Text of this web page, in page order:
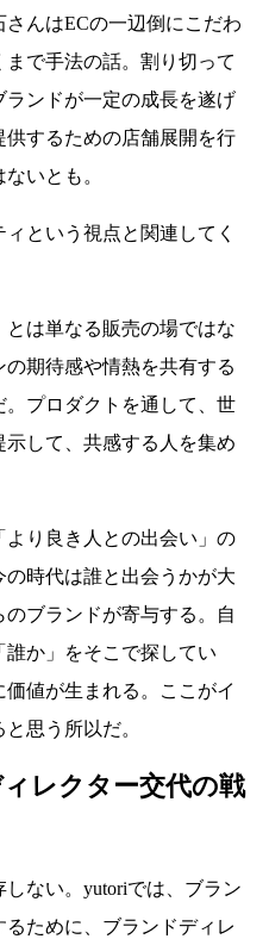
んはECの一辺倒にこだわ
で手法の話。割り切って
ンドが一定の成長を遂げ
するための店舗展開を行
いとも。
という視点と関連してく
は単なる販売の場ではな
期待感や情熱を共有する
プロダクトを通して、世
して、共感する人を集め
り良き人との出会い」の
時代は誰と出会うかが大
ブランドが寄与する。自
か」をそこで探してい
値が生まれる。ここがイ
思う所以だ。
レクター交代の戦
ない。yutoriでは、ブラン
るために、ブランドディレ